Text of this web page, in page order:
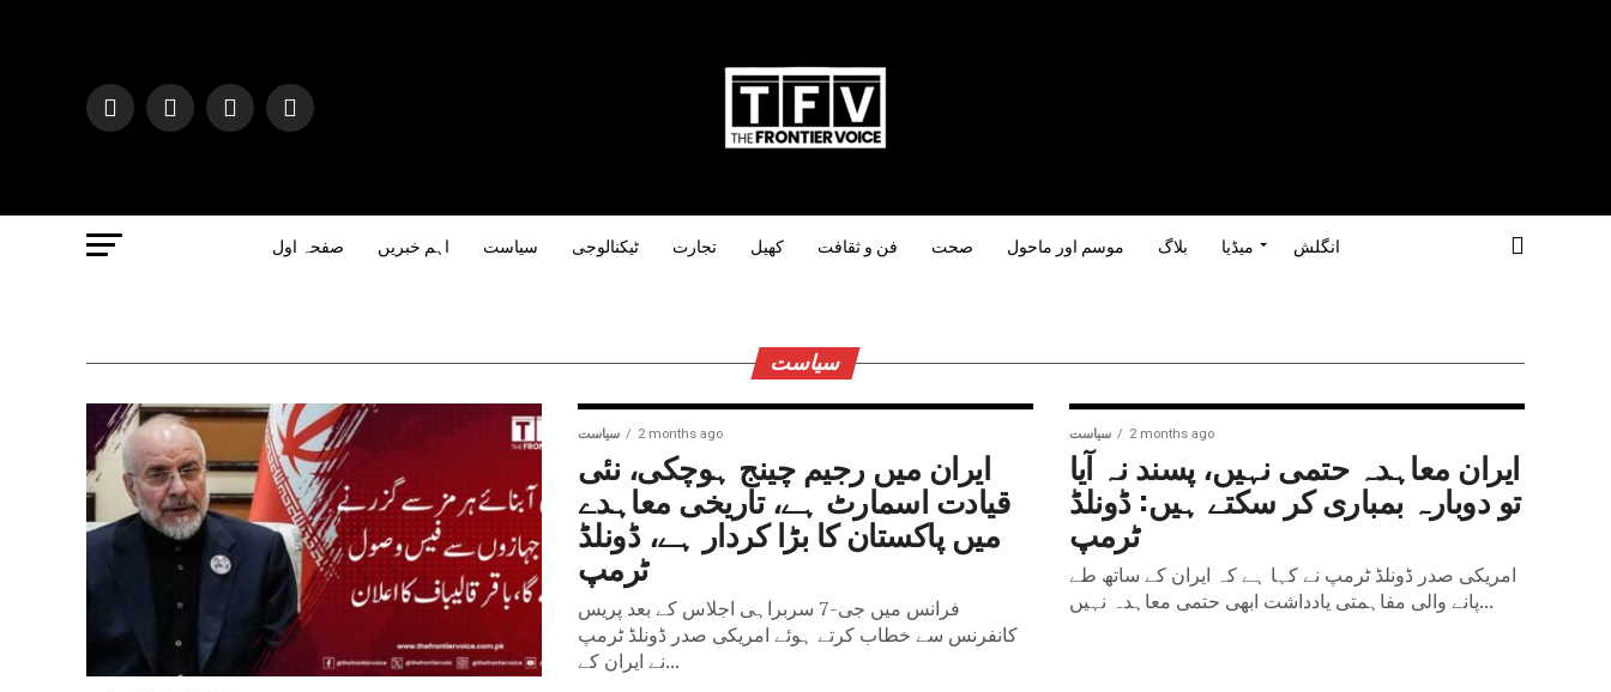
صفحہ اول اہم خبریں سیاست ٹیکنالوجی تجارت کھیل فن و ثقافت صحت موسم اور ماحول بلاگ میڈیا انگلش
Casinoly Évaluation :
Notre analyse Détaillée
de ce Casino en ligne
Dans le monde en évolution des casinos en ligne, Casinoly s’est
rapidement imposé comme une destination gaming appréciée de
سیاست
سیاست 2 months ago
ایران میں رجیم چینج ہوچکی، نئی
قیادت اسمارٹ ہے، تاریخی معاہدے
میں پاکستان کا بڑا کردار ہے، ڈونلڈ
ٹرمپ
فرانس میں جی-7 سربراہی اجلاس کے بعد پریس
کانفرنس سے خطاب کرتے ہوئے امریکی صدر ڈونلڈ ٹرمپ
نے ایران کے...
سیاست 2 months ago
ایران معاہدہ حتمی نہیں، پسند نہ آیا
تو دوبارہ بمباری کر سکتے ہیں: ڈونلڈ
ٹرمپ
امریکی صدر ڈونلڈ ٹرمپ نے کہا ہے کہ ایران کے ساتھ طے
پانے والی مفاہمتی یادداشت ابھی حتمی معاہدہ نہیں...